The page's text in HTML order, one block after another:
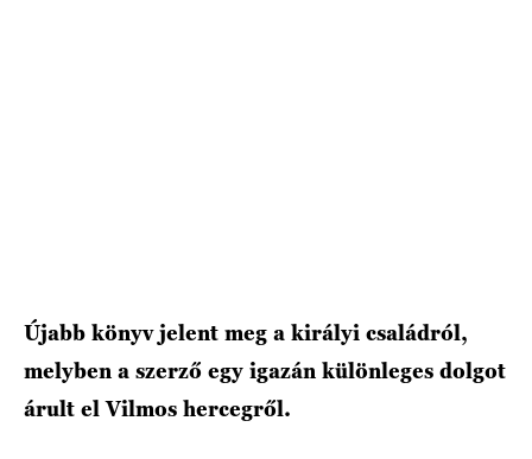
Újabb könyv jelent meg a királyi családról,
melyben a szerző egy igazán különleges dolgot
árult el Vilmos hercegről.